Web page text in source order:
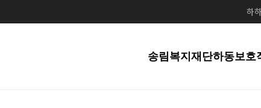
하
송림복지재단하동보호